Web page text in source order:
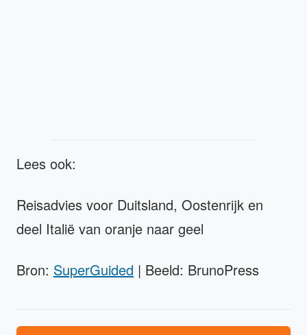
Lees ook:
Reisadvies voor Duitsland, Oostenrijk en
deel Italië van oranje naar geel
Bron: SuperGuided | Beeld: BrunoPress